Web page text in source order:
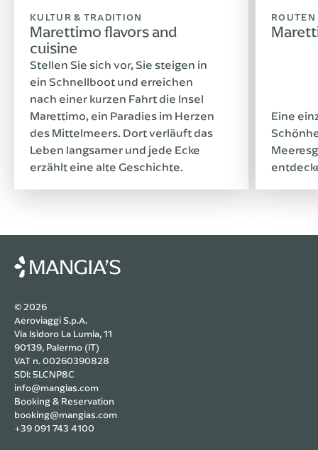
KULTUR & TRADITION
Marettimo flavors and
cuisine
Stellen Sie sich vor, Sie steigen in
ein Schnellboot und erreichen
nach einer kurzen Fahrt die Insel
Marettimo, ein Paradies im Herzen
des Mittelmeers. Dort verläuft das
Leben langsamer und jede Ecke
erzählt eine alte Geschichte.
Eine
© 2026
Aeroviaggi S.p.A.
Via Isidoro La Lumia, 11
90139, Palermo (IT)
VAT n. 00260390828
SDI: 5LCNP8C
info@mangias.com
Booking & Reservation
booking@mangias.com
+39 091 743 4100